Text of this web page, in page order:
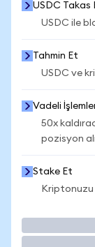
USDC Takas
USDC ile
Tahmin Et
USDC ve
Vadeli
50x
pozisyon
Stake Et
Kriptonuzu